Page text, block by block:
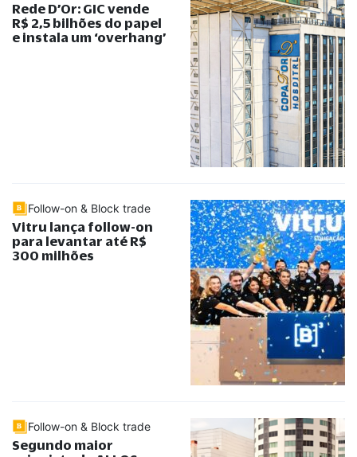
Rede D’Or: GIC vende
R$ 2,5 bilhões do papel
e instala um ‘overhang’
Follow-on & Block trade
Vitru lança follow-on
para levantar até R$
300 milhões
Follow-on & Block trade
Segundo maior